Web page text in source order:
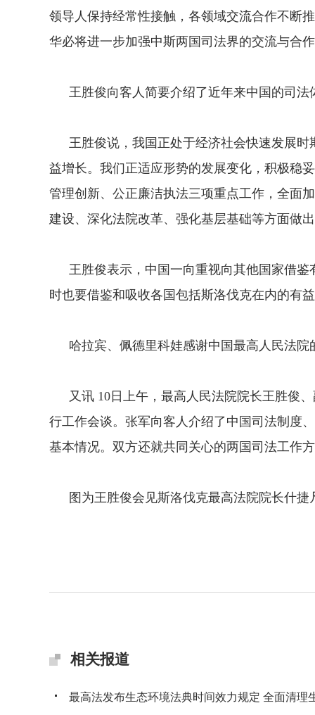
领导人保持经常性接触，各领域交流合作不断
华必将进一步加强中斯两国司法界的交流与合
王胜俊向客人简要介绍了近年来中国的司法
王胜俊说，我国正处于经济社会快速发展时
益增长。我们正适应形势的发展变化，积极稳
管理创新、公正廉洁执法三项重点工作，全面
建设、深化法院改革、强化基层基础等方面做
王胜俊表示，中国一向重视向其他国家借鉴
时也要借鉴和吸收各国包括斯洛伐克在内的有
哈拉宾、佩德里科娃感谢中国最高人民法院
又讯 10日上午，最高人民法院院长王胜俊、
行工作会谈。张军向客人介绍了中国司法制度
基本情况。双方还就共同关心的两国司法工作
图为王胜俊会见斯洛伐克最高法院院长什捷
相关报道
最高法发布生态环境法典时间效力规定 全面清理